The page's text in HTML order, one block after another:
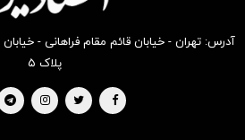
آدرس: تهران - خیابان قائم مقام فراهانی -
پلاک ۵